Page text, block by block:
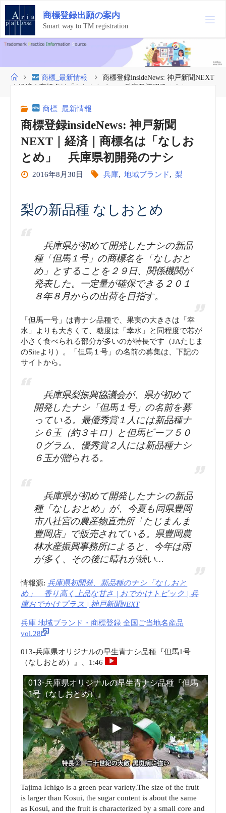
コ
テ
ン
ツ
ス
商標登録出願の案内
Smart way to TM registration
ホ
ー
商標_最新情報
商標登録insideNews: 神戸新聞NEXT
｜経済｜商標名は「なしおとめ」 兵庫県初開発のナシ
商標_最新情報
商標登録insideNews: 神戸新聞
NEXT｜経済｜商標名は「なしお
とめ」 兵庫県初開発のナシ
2016年8月30日 兵庫, 地域ブランド, 梨
梨の新品種 なしおとめ
兵庫県が初めて開発したナシの新品
種「但馬１号」の商標名を「なしおと
め」とすることを２９日、関係機関が
発表した。一定量が確保できる２０１
８年８月からの出荷を目指す。
「但馬一号」は青ナシ品種で、果実の大きさは「幸
水」よりも大きくて、糖度は「幸水」と同程度で芯が
小さく食べられる部分が多いのが特長です（JAたじま
のSiteより）。「但馬１号」の名前の募集は、下記の
サイトから。
兵庫県梨振興協議会が、県が初めて
開発したナシ「但馬１号」の名前を募
っている。最優秀賞１人には新品種ナ
シ６玉（約３キロ）と但馬ビーフ５０
０グラム、優秀賞２人には新品種ナシ
６玉が贈られる。
兵庫県が初めて開発したナシの新品
種「なしおとめ」が、今夏も同県豊岡
市八社宮の農産物直売所「たじまんま
豊岡店」で販売されている。県豊岡農
林水産振興事務所によると、今年は雨
が多く、その後に晴れが続い…
情報源: 兵庫県初開発、新品種のナシ「なしおと
め」 香り高く上品な甘さ | おでかけトピック | 兵
庫おでかけプラス | 神戸新聞NEXT
兵庫 地域ブランド・商標登録 全国ご当地名産品
vol.28
013-兵庫県オリジナルの早生青ナシ品種『但馬1号
（なしおとめ）』、1:46
013-兵庫県オリジナルの早生青ナシ品種『但馬
1号（なしおとめ）』
Tajima Ichigo is a green pear variety.The size of the fruit
is larger than Kosui, the sugar content is about the same
as Kosui, and the fruit is characterized by a small core and